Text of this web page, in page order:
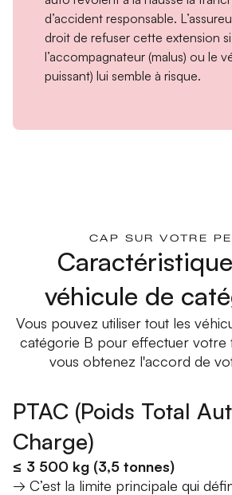
d’accident responsable.
droit de refuser cette extension
l’accompagnateur (malus) ou le
puissant) lui semble à risque.
CAP SUR VOTRE
véhicule de
Vous pouvez utiliser tout les
catégorie B pour effectuer votre
vous obtenez l'accord de
PTAC (Poids Total
Charge)
≤ 3 500 kg (3,5 tonnes)
→ C’est la limite principale qui